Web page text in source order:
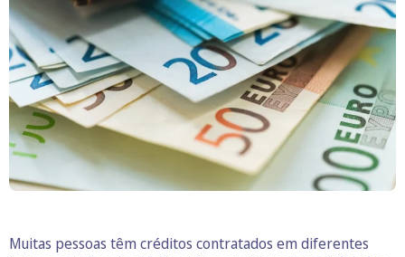
Muitas pessoas têm créditos contratados em diferentes